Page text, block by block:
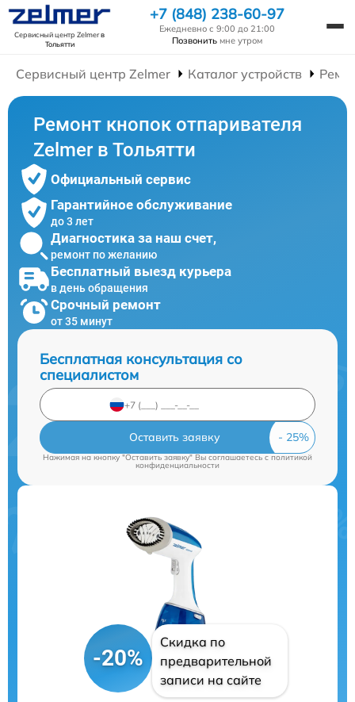
Сервисный центр Zelmerв
Тольятти
+7 (848) 238-60-97
Ежедневно с 9:00 до 21:00
Позвонить мне утром
Сервисный центр Zelmer Каталог устройств
Ремонт кнопок отпаривателя
Zelmer в Тольятти
Официальный сервис
Гарантийное обслуживание
до 3 лет
Диагностика за наш счет,
ремонт по желанию
Бесплатный выезд курьера
в день обращения
Срочный ремонт
от 35 минут
Бесплатная консультация со
специалистом
Оставить заявку
Нажимая на кнопку "Оставить заявку" Вы соглашаетесь c политикой
конфиденциальности
-20%
Скидка по
предварительной
записи на сайте